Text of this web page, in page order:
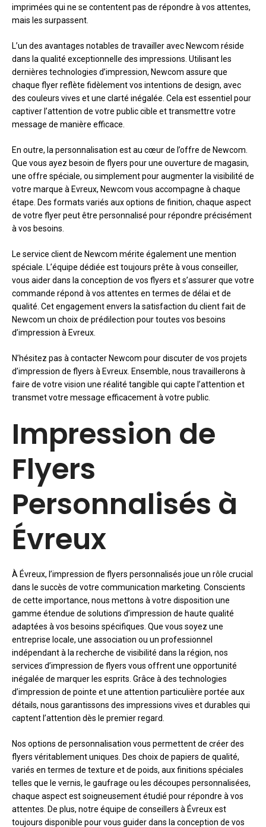
imprimées qui ne se contentent pas de répondre à vos attentes,
mais les surpassent.
L’un des avantages notables de travailler avec Newcom réside
dans la qualité exceptionnelle des impressions. Utilisant les
dernières technologies d’impression, Newcom assure que
chaque flyer reflète fidèlement vos intentions de design, avec
des couleurs vives et une clarté inégalée. Cela est essentiel pour
captiver l’attention de votre public cible et transmettre votre
message de manière efficace.
En outre, la personnalisation est au cœur de l’offre de Newcom.
Que vous ayez besoin de flyers pour une ouverture de magasin,
une offre spéciale, ou simplement pour augmenter la visibilité de
votre marque à Evreux, Newcom vous accompagne à chaque
étape. Des formats variés aux options de finition, chaque aspect
de votre flyer peut être personnalisé pour répondre précisément
à vos besoins.
Le service client de Newcom mérite également une mention
spéciale. L’équipe dédiée est toujours prête à vous conseiller,
vous aider dans la conception de vos flyers et s’assurer que votre
commande répond à vos attentes en termes de délai et de
qualité. Cet engagement envers la satisfaction du client fait de
Newcom un choix de prédilection pour toutes vos besoins
d’impression à Evreux.
N’hésitez pas à contacter Newcom pour discuter de vos projets
d’impression de flyers à Evreux. Ensemble, nous travaillerons à
faire de votre vision une réalité tangible qui capte l’attention et
transmet votre message efficacement à votre public.
Impression de
Flyers
Personnalisés à
Évreux
À Évreux, l’impression de flyers personnalisés joue un rôle crucial
dans le succès de votre communication marketing. Conscients
de cette importance, nous mettons à votre disposition une
gamme étendue de solutions d’impression de haute qualité
adaptées à vos besoins spécifiques. Que vous soyez une
entreprise locale, une association ou un professionnel
indépendant à la recherche de visibilité dans la région, nos
services d’impression de flyers vous offrent une opportunité
inégalée de marquer les esprits. Grâce à des technologies
d’impression de pointe et une attention particulière portée aux
détails, nous garantissons des impressions vives et durables qui
captent l’attention dès le premier regard.
Nos options de personnalisation vous permettent de créer des
flyers véritablement uniques. Des choix de papiers de qualité,
variés en termes de texture et de poids, aux finitions spéciales
telles que le vernis, le gaufrage ou les découpes personnalisées,
chaque aspect est soigneusement étudié pour répondre à vos
attentes. De plus, notre équipe de conseillers à Évreux est
toujours disponible pour vous guider dans la conception de vos